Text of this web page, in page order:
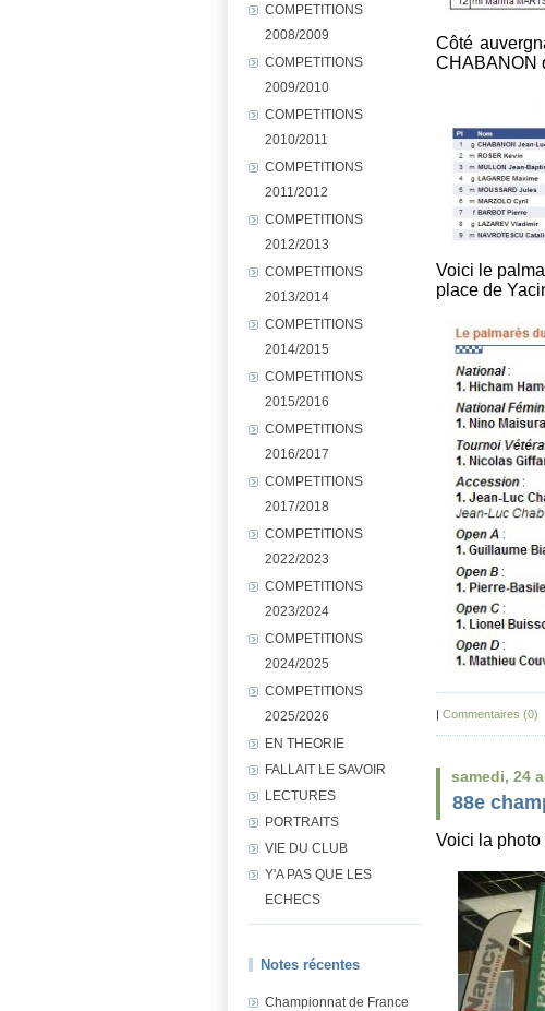
COMPETITIONS
2008/2009
COMPETITIONS
2009/2010
COMPETITIONS
2010/2011
COMPETITIONS
2011/2012
COMPETITIONS
2012/2013
COMPETITIONS
2013/2014
COMPETITIONS
2014/2015
COMPETITIONS
2015/2016
COMPETITIONS
2016/2017
COMPETITIONS
2017/2018
COMPETITIONS
2022/2023
COMPETITIONS
2023/2024
COMPETITIONS
2024/2025
COMPETITIONS
2025/2026
EN THEORIE
FALLAIT LE SAVOIR
LECTURES
PORTRAITS
VIE DU CLUB
Y'A PAS QUE LES
ECHECS
Notes récentes
Championnat de France
Côté
CHABANON
Voici le
place de
| Commentaires (0)
samedi, 24
88e
Voici la